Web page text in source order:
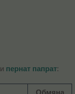
пернат папрат: